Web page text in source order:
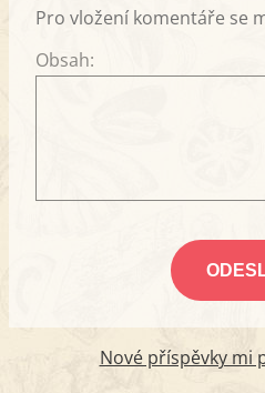
Pro vložení komentáře se
Obsah:
Nové příspěvky mi